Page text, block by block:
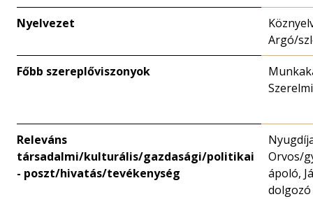
Nyelvezet
Argó/
Főbb szereplőviszonyok
Releváns
társadalmi/kulturális/gazdasági/politikai
- poszt/hivatás/tevékenység
Orvos/
ápoló,
dolgozó